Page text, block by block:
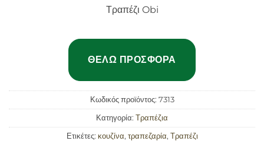
Τραπέζι Obi
ΘΈΛΩ ΠΡΟΣΦΟΡΆ
Κωδικός προϊόντος: 7313
Κατηγορία: Τραπέζια
Ετικέτες: κουζίνα, τραπεζαρία, Τραπέζι